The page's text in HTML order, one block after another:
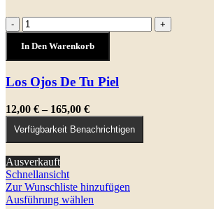
Die
Optionen
können
Produktseite
-
Los
Ojos
De
Tu
Menge
+
In Den Warenkorb
Los Ojos De Tu Piel
12,00 € – 165,00 €Preisspanne:
12,00 €
bis
165,00 €
Verfügbarkeit Benachrichtigen
Ausverkauft
Schnellansicht
Zur Wunschliste hinzufügen
Ausführung wählen